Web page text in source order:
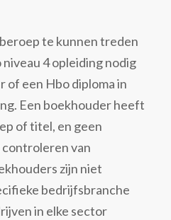
te kunnen treden
4 opleiding nodig
een Hbo diploma in
Een boekhouder heeft
of titel, en geen
van
zijn niet
bedrijfsbranche
in elke sector